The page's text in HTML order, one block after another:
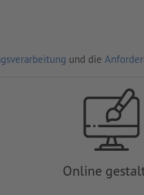
und die
Online